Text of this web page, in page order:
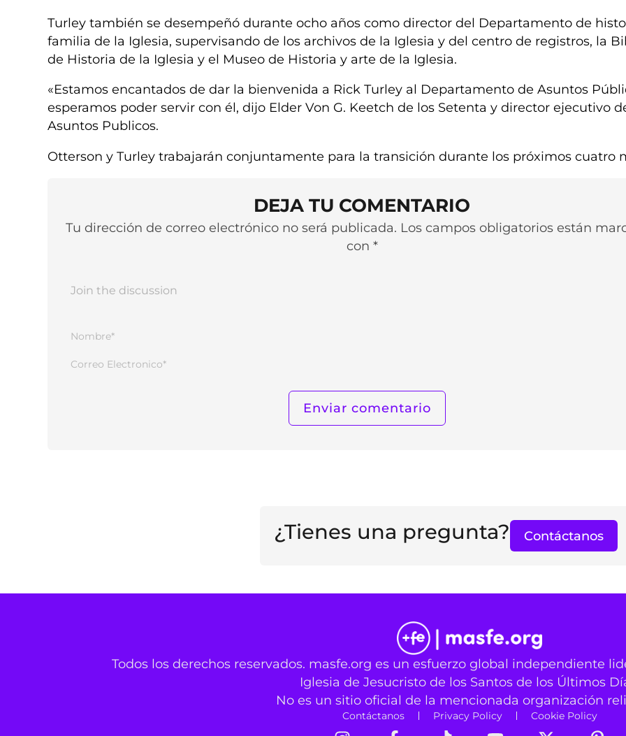
Turley también se desempeñó durante ocho años como director del Departamento de
familia de la Iglesia, supervisando de los archivos de la Iglesia y del centro de registros, la
de Historia de la Iglesia y el Museo de Historia y arte de la Iglesia.
«Estamos encantados de dar la bienvenida a Rick Turley al Departamento de Asuntos
esperamos poder servir con él, dijo Elder Von G. Keetch de los Setenta y director ejecutivo
Asuntos Publicos.
Otterson y Turley trabajarán conjuntamente para la transición durante los próximos cuatro
DEJA TU COMENTARIO
Tu dirección de correo electrónico no será publicada. Los campos obligatorios están
con *
¿Tienes una pregunta? Contáctanos
Todos los derechos reservados. masfe.org es un esfuerzo global independiente
Iglesia de Jesucristo de los Santos de los Últimos
No es un sitio oficial de la mencionada organización
Contáctanos Privacy Policy Cookie Policy